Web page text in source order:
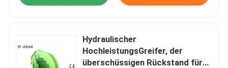
Hydraulischer
HochleistungsGreifer, der
überschüssigen Rückstand für